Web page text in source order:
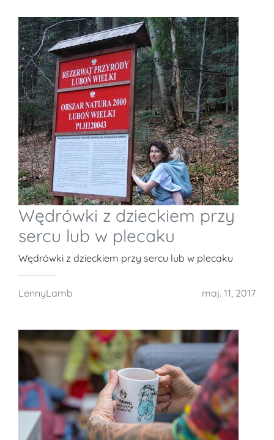
Wędrówki z dzieckiem przy
sercu lub w plecaku
Wędrówki z dzieckiem przy sercu lub w plecaku
LennyLamb maj. 11, 2017